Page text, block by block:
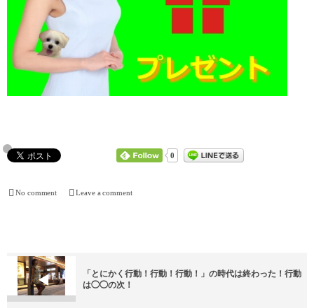
0
No comment Leave a comment
「とにかく行動！行動！行動！」の時代は終わった！行動
は◯◯の次！